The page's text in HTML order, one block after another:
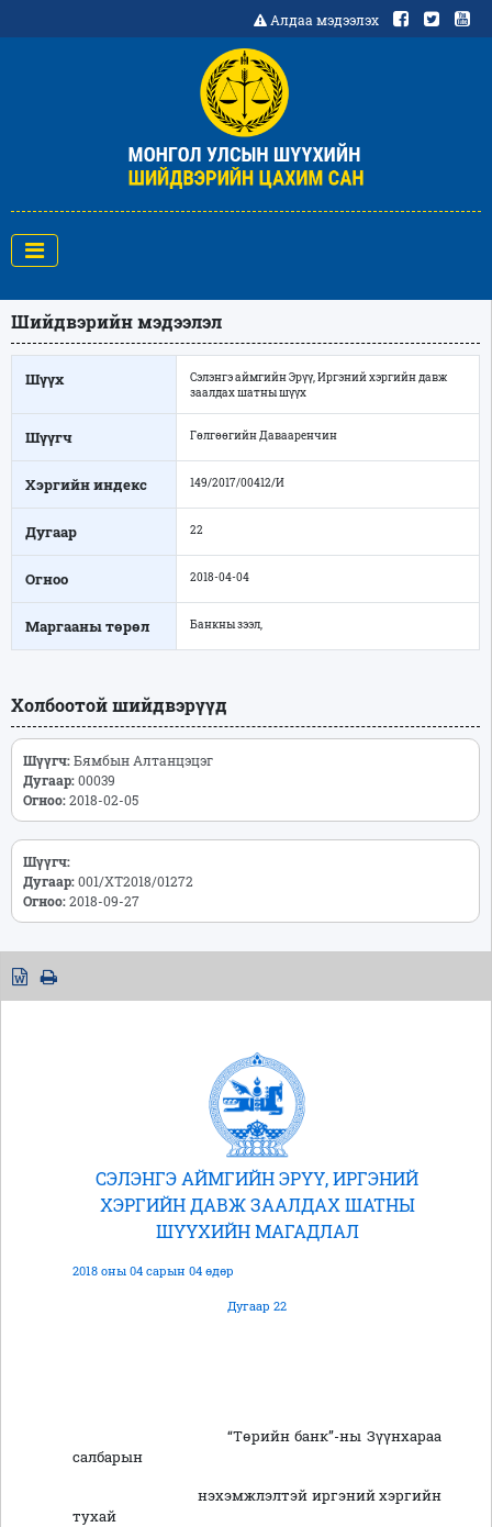
Алдаа мэдээлэх
Шийдвэрийн мэдээлэл
Шүүх
Сэлэнгэ аймгийн Эрүү, Иргэний хэргийн давж
заалдах шатны шүүх
Шүүгч Гөлгөөгийн Давааренчин
Хэргийн индекс 149/2017/00412/И
Дугаар 22
Огноо 2018-04-04
Маргааны төрөл Банкны зээл,
Холбоотой шийдвэрүүд
Шүүгч:Бямбын Алтанцэцэг
Дугаар:00039
Огноо:2018-02-05
Шүүгч:
Дугаар:001/ХТ2018/01272
Огноо:2018-09-27
СЭЛЭНГЭ АЙМГИЙН ЭРҮҮ, ИРГЭНИЙ
ХЭРГИЙН ДАВЖ ЗААЛДАХ ШАТНЫ
ШҮҮХИЙН МАГАДЛАЛ
2018 оны 04 сарын 04 өдөр
Дугаар 22
“Төрийн банк”-ны Зүүнхараа
салбарын
нэхэмжлэлтэй иргэний хэргийн
тухай